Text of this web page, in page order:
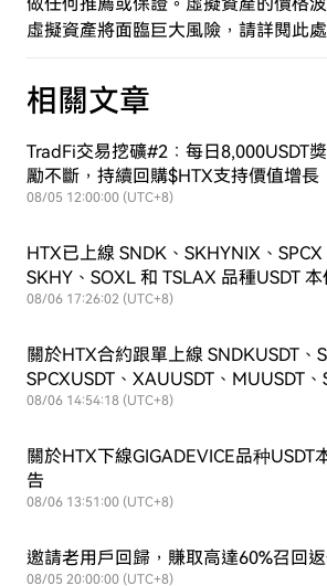
虛擬資產將面臨巨大風險， 請詳閱此
相關文章
TradFi交易挖礦#2：每日8,000USDT
勵不斷，持續回購$HTX支持價值增長
08/05 12:00:00 (UTC+8)
HTX已上線 SNDK、SKHYNIX、
SKHY、SOXL 和 TSLAX 品種USDT
08/06 17:26:02 (UTC+8)
關於HTX合約跟單上線 SNDKUSDT、
SPCXUSDT、XAUUSDT、MUUSDT、
SOXLUSDT和TSLAXUSDT 交易對的公
08/06 14:54:18 (UTC+8)
關於HTX下線GIGADEVICE品种USDT
告
08/06 13:51:00 (UTC+8)
邀請老用戶回歸，賺取高達60%召回返
08/05 20:00:00 (UTC+8)